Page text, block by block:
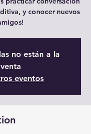
y conocer nuevos
no están a la
venta
eventos